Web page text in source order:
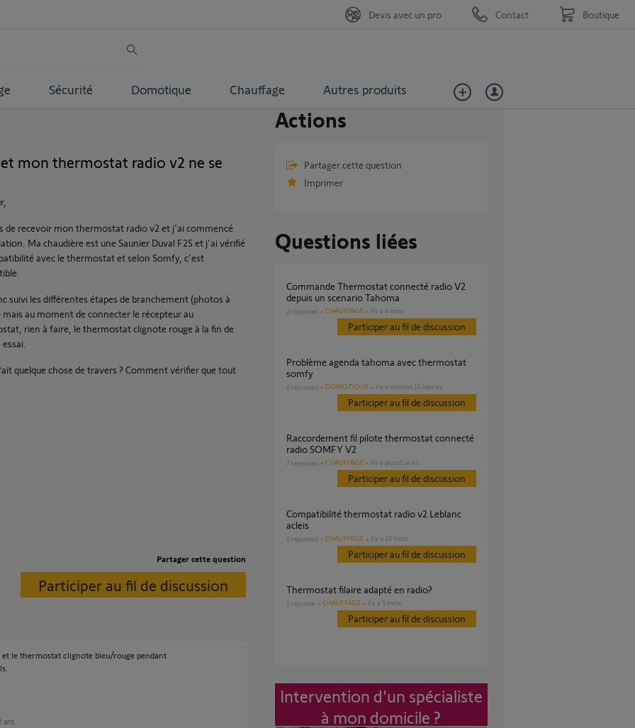
Sécurité Domotique Chauffage Autres produits
Devis avec un pro Contact Boutique
mon thermostat radio v2 ne se
de recevoir mon thermostat radio v2 et j'ai commencé
Ma chaudière est une Saunier Duval F25 et j'ai vérifié
avec le thermostat et selon Somfy, c'est
suivi les différentes étapes de branchement (photos à
mais au moment de connecter le récepteur au
rien à faire, le thermostat clignote rouge à la fin de
quelque chose de travers ? Comment vérifier que tout
Partager cette question
Participer au fil de discussion
le thermostat clignote bleu/rouge pendant
ans
Actions
Partager cette question
Imprimer
Questions liées
Commande Thermostat connecté radio V2
depuis un scenario Tahoma
2 réponses CHAUFFAGE il y a 4 mois
Participer au fil de discussion
Problème agenda tahoma avec thermostat
somfy
0 réponses DOMOTIQUE il y a environ 14 heures
Participer au fil de discussion
raccordement fil pilote thermostat connecté
radio SOMFY V2
7 réponses CHAUFFAGE il y a plus d'un an
Participer au fil de discussion
Compatibilité thermostat radio v2 Leblanc
acleis
0 réponses CHAUFFAGE il y a 10 mois
Participer au fil de discussion
Thermostat filaire adapté en radio?
1 réponse CHAUFFAGE il y a 3 mois
Participer au fil de discussion
Intervention d'un spécialiste
à mon domicile ?